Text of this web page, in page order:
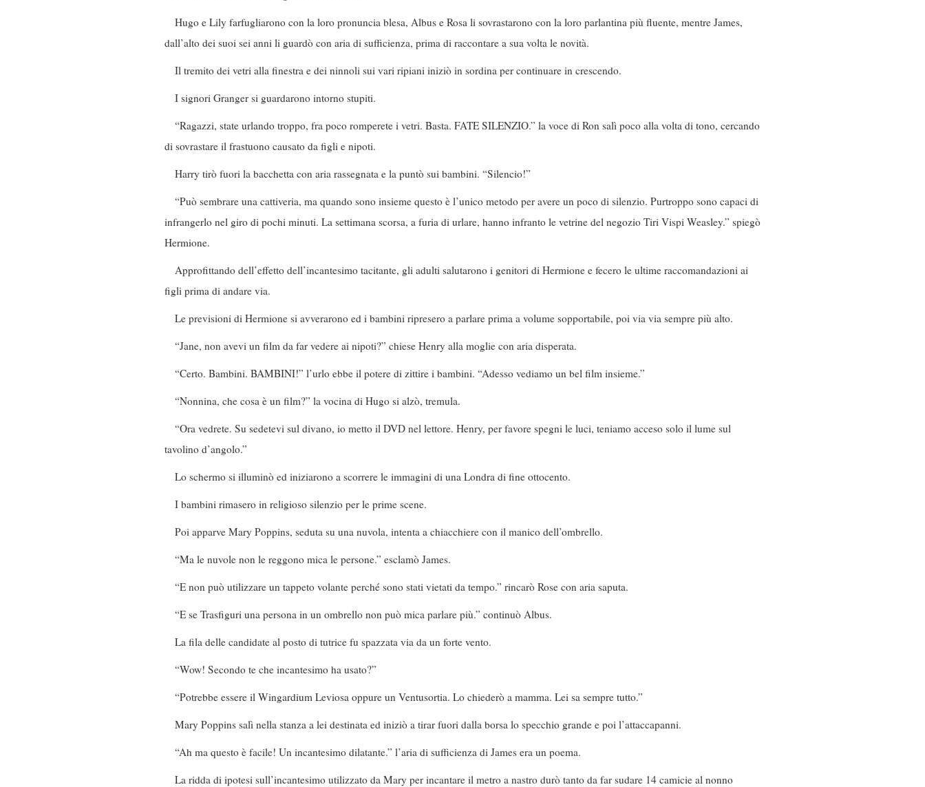
Hugo e Lily farfugliarono con la loro pronuncia blesa, Albus e Rosa li sovrastarono con la loro parlantina più fluente, mentre James,
dall’alto dei suoi sei anni li guardò con aria di sufficienza, prima di raccontare a sua volta le novità.
Il tremito dei vetri alla finestra e dei ninnoli sui vari ripiani iniziò in sordina per continuare in crescendo.
I signori Granger si guardarono intorno stupiti.
“Ragazzi, state urlando troppo, fra poco romperete i vetri. Basta. FATE SILENZIO.” la voce di Ron salì poco alla volta di tono, cercando
di sovrastare il frastuono causato da figli e nipoti.
Harry tirò fuori la bacchetta con aria rassegnata e la puntò sui bambini. “Silencio!”
“Può sembrare una cattiveria, ma quando sono insieme questo è l’unico metodo per avere un poco di silenzio. Purtroppo sono capaci di
infrangerlo nel giro di pochi minuti. La settimana scorsa, a furia di urlare, hanno infranto le vetrine del negozio Tiri Vispi Weasley.” spiegò
Hermione.
Approfittando dell’effetto dell’incantesimo tacitante, gli adulti salutarono i genitori di Hermione e fecero le ultime raccomandazioni ai
figli prima di andare via.
Le previsioni di Hermione si avverarono ed i bambini ripresero a parlare prima a volume sopportabile, poi via via sempre più alto.
“Jane, non avevi un film da far vedere ai nipoti?” chiese Henry alla moglie con aria disperata.
“Certo. Bambini. BAMBINI!” l’urlo ebbe il potere di zittire i bambini. “Adesso vediamo un bel film insieme.”
“Nonnina, che cosa è un film?” la vocina di Hugo si alzò, tremula.
“Ora vedrete. Su sedetevi sul divano, io metto il DVD nel lettore. Henry, per favore spegni le luci, teniamo acceso solo il lume sul
tavolino d’angolo.”
Lo schermo si illuminò ed iniziarono a scorrere le immagini di una Londra di fine ottocento.
I bambini rimasero in religioso silenzio per le prime scene.
Poi apparve Mary Poppins, seduta su una nuvola, intenta a chiacchiere con il manico dell’ombrello.
“Ma le nuvole non le reggono mica le persone.” esclamò James.
“E non può utilizzare un tappeto volante perché sono stati vietati da tempo.” rincarò Rose con aria saputa.
“E se Trasfiguri una persona in un ombrello non può mica parlare più.” continuò Albus.
La fila delle candidate al posto di tutrice fu spazzata via da un forte vento.
“Wow! Secondo te che incantesimo ha usato?”
“Potrebbe essere il Wingardium Leviosa oppure un Ventusortia. Lo chiederò a mamma. Lei sa sempre tutto.”
Mary Poppins salì nella stanza a lei destinata ed iniziò a tirar fuori dalla borsa lo specchio grande e poi l’attaccapanni.
“Ah ma questo è facile! Un incantesimo dilatante.” l’aria di sufficienza di James era un poema.
La ridda di ipotesi sull’incantesimo utilizzato da Mary per incantare il metro a nastro durò tanto da far sudare 14 camicie al nonno